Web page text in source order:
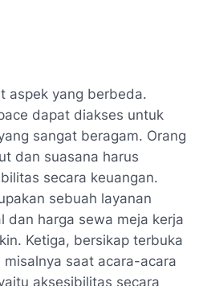
aspek yang berbeda.
dapat diakses untuk
sangat beragam. Orang
dan suasana harus
secara keuangan.
sebuah layanan
dan harga sewa meja kerja
Ketiga, bersikap terbuka
saat acara-acara
aksesibilitas secara